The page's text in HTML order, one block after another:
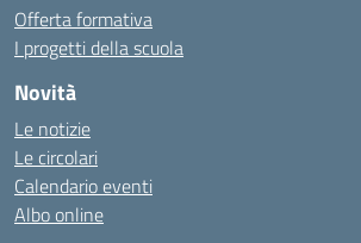
Offerta formativa
I progetti della scuola
Novità
Le notizie
Le circolari
Calendario eventi
Albo online